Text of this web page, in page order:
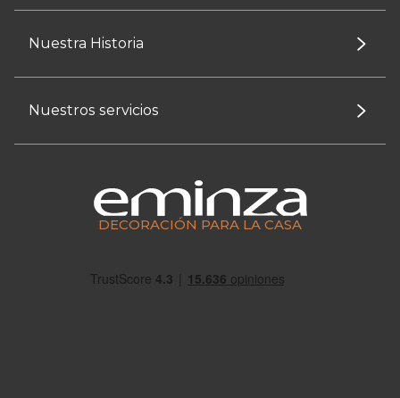
Nuestra Historia
Nuestros servicios
DECORACIÓN PARA LA CASA